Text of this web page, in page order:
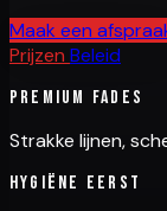
Maak een
Prijzen Beleid
Premium fades
Strakke lijnen,
Hygiëne eerst